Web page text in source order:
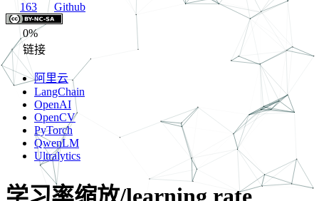
163
Github
0%
链接
阿里云
LangChain
OpenAI
OpenCV
PyTorch
QwenLM
Ultralytics